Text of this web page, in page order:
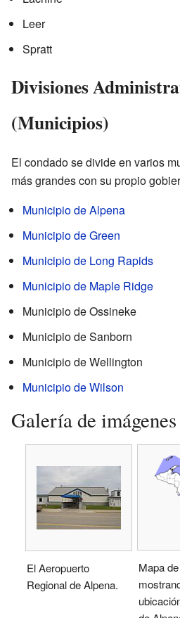
Leer
Spratt
Divisiones
(Municipios)
El condado se divide en varios
más grandes con su propio
Municipio de Alpena
Municipio de Green
Municipio de Long Rapids
Municipio de Maple Ridge
Municipio de Ossineke
Municipio de Sanborn
Municipio de Wellington
Municipio de Wilson
Galería de imágenes
El Aeropuerto
Regional de Alpena.
Mapa